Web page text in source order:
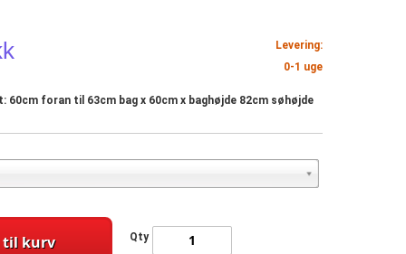
Levering:
0-1 uge
60cm foran til 63cm bag x 60cm x baghøjde 82cm søhøjde
Qty
til kurv